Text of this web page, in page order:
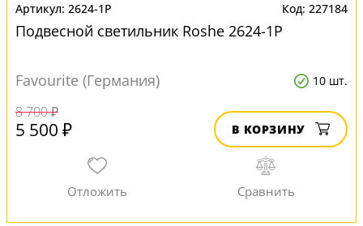
2624-1P 227184
Подвесной светильник Roshe 2624-1P
Favourite (Германия) 10 шт.
8 700 ₽
5 500 ₽ В КОРЗИНУ